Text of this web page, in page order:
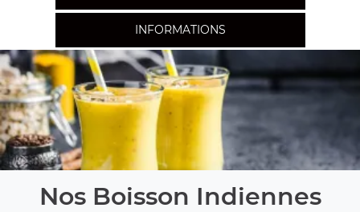
INFORMATIONS
Nos Boisson Indiennes